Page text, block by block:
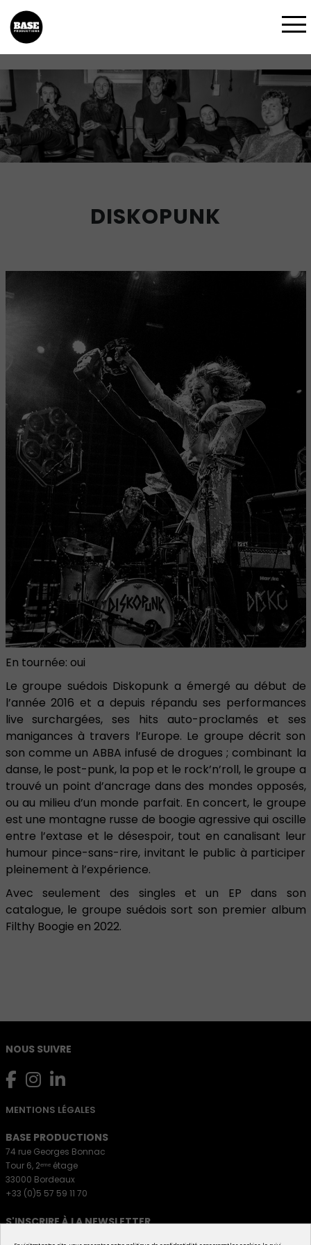
DISKOPUNK
En tournée: oui
Le groupe suédois Diskopunk a émergé au début de
l’année 2016 et a depuis répandu ses performances
live surchargées, ses hits auto-proclamés et ses
manigances à travers l’Europe. Le groupe décrit son
son comme un ABBA infusé de drogues ; combinant la
danse, le post-punk, la pop et le rock’n’roll, le groupe a
trouvé un point d’ancrage dans des mondes opposés,
ou au milieu d’un monde parfait. En concert, le groupe
est une montagne russe de boogie agressive qui oscille
entre l’extase et le désespoir, tout en canalisant leur
humour pince-sans-rire, invitant le public à participer
pleinement à l’expérience.
Avec seulement des singles et un EP dans son
catalogue, le groupe suédois sort son premier album
Filthy Boogie en 2022.
NOUS SUIVRE
MENTIONS LÉGALES
BASE PRODUCTIONS
74 rue Georges Bonnac
Tour 6, 2ᵉᵐᵉ étage
33000 Bordeaux
+33 (0)5 57 59 11 70
S'INSCRIRE À LA NEWSLETTER